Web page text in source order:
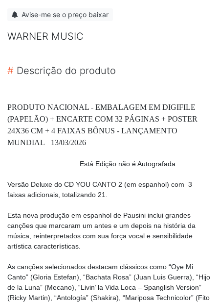
Avise-me se o preço baixar
WARNER MUSIC
# Descrição do produto
PRODUTO NACIONAL - EMBALAGEM EM DIGIFILE
(PAPELÃO) + ENCARTE COM 32 PÁGINAS + POSTER
24X36 CM + 4 FAIXAS BÔNUS - LANÇAMENTO
MUNDIAL 13/03/2026
Está Edição não é Autografada
Versão Deluxe do CD YOU CANTO 2 (em espanhol) com 3
faixas adicionais, totalizando 21.
Esta nova produção em espanhol de Pausini inclui grandes
canções que marcaram um antes e um depois na história da
música, reinterpretados com sua força vocal e sensibilidade
artística características.
As canções selecionados destacam clássicos como “Oye Mi
Canto” (Gloria Estefan), “Bachata Rosa” (Juan Luis Guerra), “Hijo
de la Luna” (Mecano), “Livin’ la Vida Loca – Spanglish Version”
(Ricky Martin), “Antología” (Shakira), “Mariposa Technicolor” (Fito